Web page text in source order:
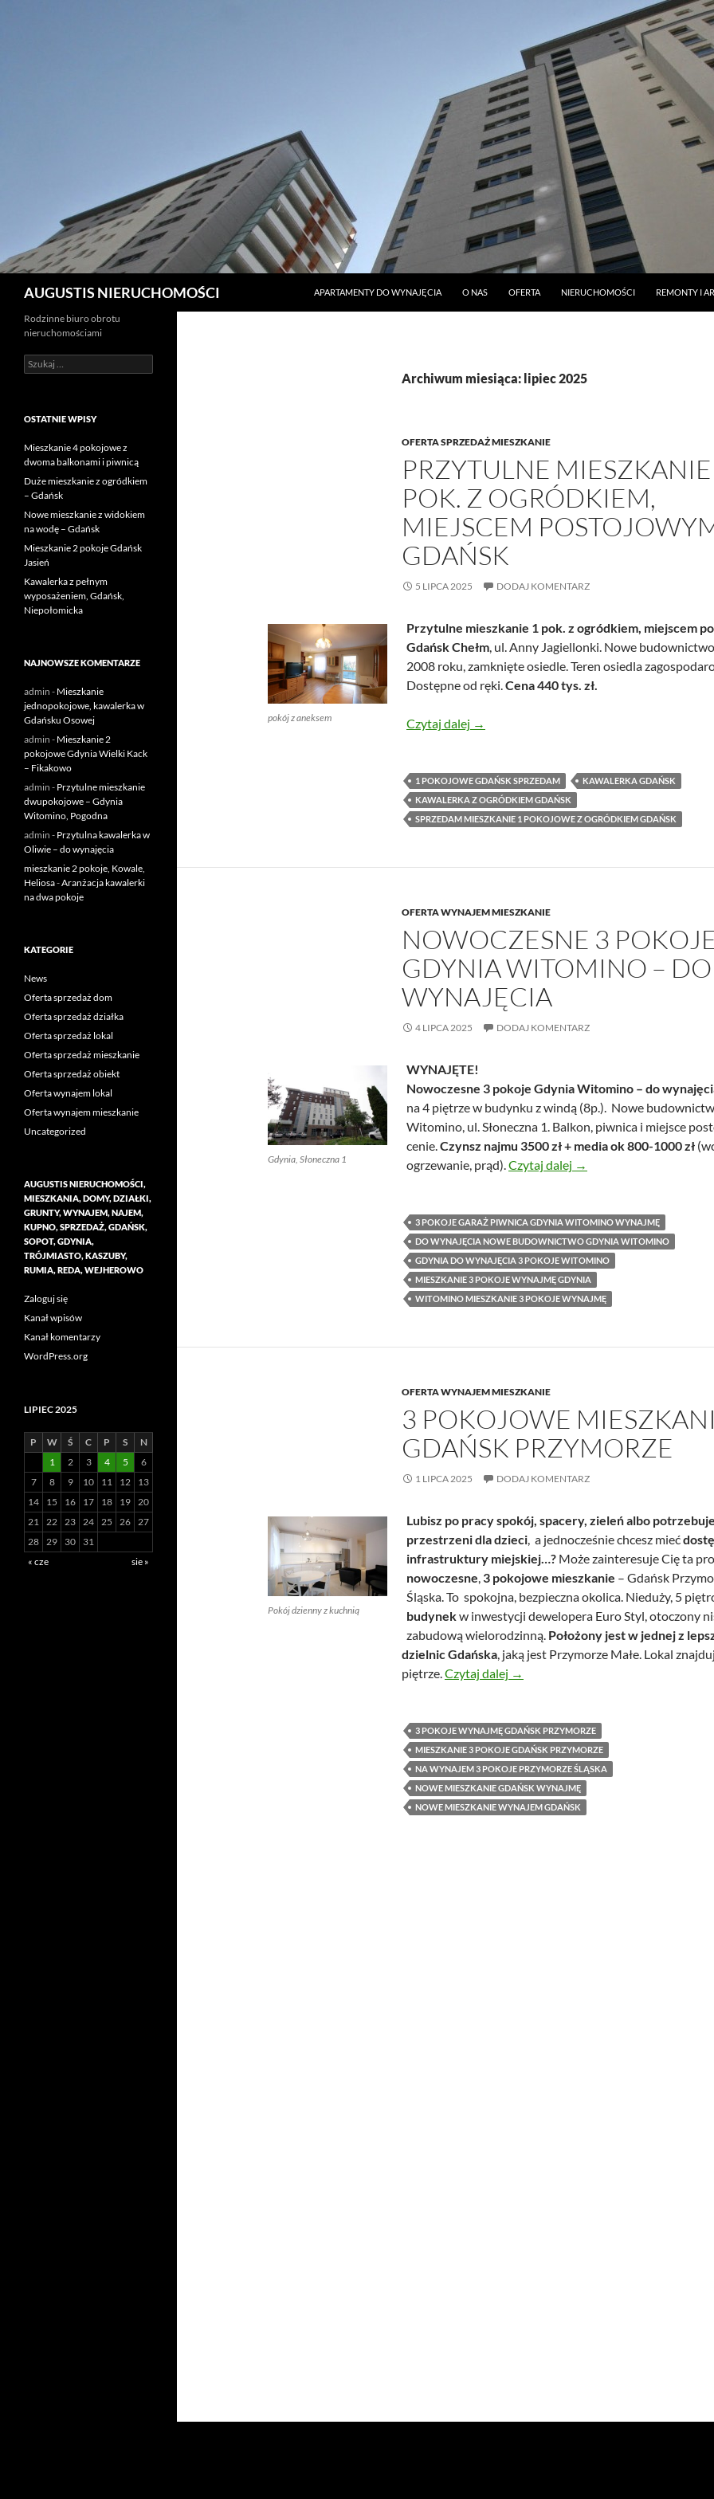
AUGUSTIS NIERUCHOMOŚCI
APARTAMENTY DO WYNAJĘCIA
O NAS OFERTA NIERUCHOMOŚCI REMONTY I
Archiwum miesiąca: lipiec 2025
OFERTA SPRZEDAŻ MIESZKANIE
PRZYTULNE MIESZKANIE
POK. Z OGRÓDKIEM,
MIEJSCEM
GDAŃSK
5 LIPCA 2025 DODAJ KOMENTARZ
pokój z aneksem
Przytulne mieszkanie 1 pok. z ogródkiem, miejscem
Gdańsk Chełm, ul. Anny Jagiellonki. Nowe
2008 roku, zamknięte osiedle. Teren osiedla
Dostępne od ręki.Cena 440 tys. zł.
Czytaj dalej Przytulne mieszkanie 1 pok. z ogródkiem,
→
1 POKOJOWE GDAŃSK SPRZEDAM
KAWALERKA GDAŃSK
KAWALERKA Z OGRÓDKIEM GDAŃSK
SPRZEDAM MIESZKANIE 1 POKOJOWE Z OGRÓDKIEM GDAŃSK
OFERTA WYNAJEM MIESZKANIE
NOWOCZESNE 3
GDYNIA WITOMINO – DO
WYNAJĘCIA
4 LIPCA 2025 DODAJ KOMENTARZ
Gdynia, Słoneczna 1
WYNAJĘTE!
Nowoczesne 3 pokoje Gdynia Witomino – do
na 4 piętrze w budynku z windą (8p.). Nowe
Witomino, ul. Słoneczna 1. Balkon, piwnica i miejsce
cenie.Czynsz najmu 3500 zł + media ok 800-1000 zł
ogrzewanie, prąd).Czytaj dalej Nowoczesne 3 pokoje
→
3 POKOJE GARAŻ PIWNICA GDYNIA WITOMINO WYNAJMĘ
DO WYNAJĘCIA NOWE BUDOWNICTWO GDYNIA WITOMINO
GDYNIA DO WYNAJĘCIA 3 POKOJE WITOMINO
MIESZKANIE 3 POKOJE WYNAJMĘ GDYNIA
WITOMINO MIESZKANIE 3 POKOJE WYNAJMĘ
OFERTA WYNAJEM MIESZKANIE
3 POKOJOWE
GDAŃSK PRZYMORZE
1 LIPCA 2025 DODAJ KOMENTARZ
Pokój dzienny z kuchnią
Lubisz po pracy spokój, spacery, zieleńalbo
przestrzeni dla dzieci, a jednocześnie chcesz mieć
infrastruktury miejskiej…? Może zainteresuje Cię ta
nowoczesne, 3 pokojowe mieszkanie – Gdańsk
Śląska. To spokojna, bezpieczna okolica. Nieduży, 5
budynekw inwestycji dewelopera Euro Styl, otoczony
zabudową wielorodzinną. Położony jest w jednej z
dzielnic Gdańska, jaką jest Przymorze Małe. Lokal
piętrze.Czytaj dalej 3 pokojowe mieszkanie – Gdańsk
→
3 POKOJE WYNAJMĘ GDAŃSK PRZYMORZE
MIESZKANIE 3 POKOJE GDAŃSK PRZYMORZE
NA WYNAJEM 3 POKOJE PRZYMORZE ŚLĄSKA
NOWE MIESZKANIE GDAŃSK WYNAJMĘ
NOWE MIESZKANIE WYNAJEM GDAŃSK
Rodzinne biuro obrotu
nieruchomościami
Szukaj:
OSTATNIE WPISY
Mieszkanie 4 pokojowe z
dwoma balkonami i piwnicą
Duże mieszkanie z ogródkiem
– Gdańsk
Nowe mieszkanie z widokiem
na wodę – Gdańsk
Mieszkanie 2 pokoje Gdańsk
Jasień
Kawalerka z pełnym
wyposażeniem, Gdańsk,
Niepołomicka
NAJNOWSZE KOMENTARZE
admin - Mieszkanie
jednopokojowe, kawalerka w
Gdańsku Osowej
admin - Mieszkanie 2
pokojowe Gdynia Wielki Kack
– Fikakowo
admin - Przytulne mieszkanie
dwupokojowe – Gdynia
Witomino, Pogodna
admin - Przytulna kawalerka w
Oliwie – do wynajęcia
mieszkanie 2 pokoje, Kowale,
Heliosa-Aranżacja kawalerki
na dwa pokoje
KATEGORIE
News
Oferta sprzedaż dom
Oferta sprzedaż działka
Oferta sprzedaż lokal
Oferta sprzedaż mieszkanie
Oferta sprzedaż obiekt
Oferta wynajem lokal
Oferta wynajem mieszkanie
Uncategorized
AUGUSTIS NIERUCHOMOŚCI,
MIESZKANIA, DOMY, DZIAŁKI,
GRUNTY, WYNAJEM, NAJEM,
KUPNO, SPRZEDAŻ, GDAŃSK,
SOPOT, GDYNIA,
TRÓJMIASTO, KASZUBY,
RUMIA, REDA, WEJHEROWO
Zaloguj się
Kanał wpisów
Kanał komentarzy
WordPress.org
LIPIEC 2025
P W Ś C P S
N
1
2 3 4 5
6
7
8 9 10 11 12
13
14
15 16 17 18 19 20
21 22 23 24 25 26 27
28 29 30
31
« cze
sie »